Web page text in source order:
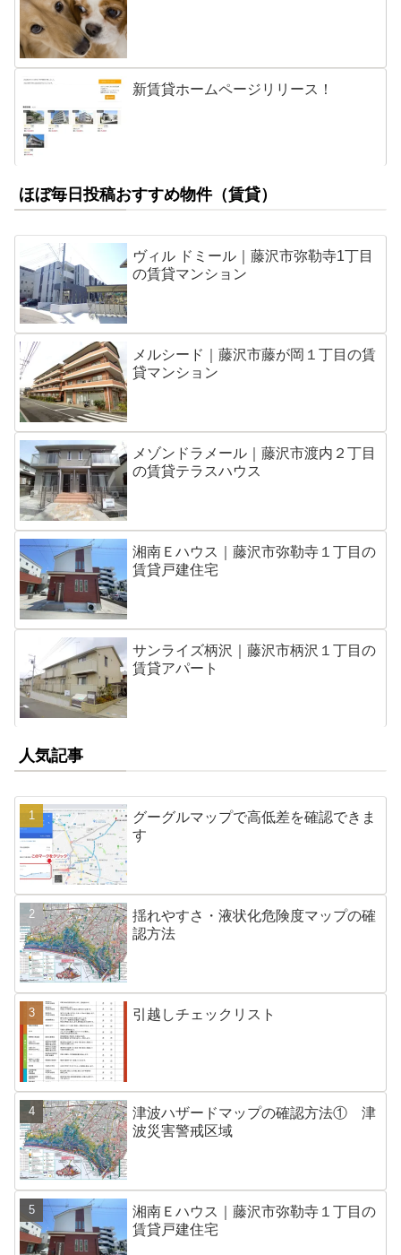
新賃貸ホームページリリース！
ほぼ毎日投稿おすすめ物件（賃貸）
ヴィル ドミール｜藤沢市弥勒寺1丁目
の賃貸マンション
メルシード｜藤沢市藤が岡１丁目の賃
貸マンション
メゾンドラメール｜藤沢市渡内２丁目
の賃貸テラスハウス
湘南Ｅハウス｜藤沢市弥勒寺１丁目の
賃貸戸建住宅
サンライズ柄沢｜藤沢市柄沢１丁目の
賃貸アパート
人気記事
グーグルマップで高低差を確認できま
す
揺れやすさ・液状化危険度マップの確
認方法
引越しチェックリスト
津波ハザードマップの確認方法① 津
波災害警戒区域
湘南Ｅハウス｜藤沢市弥勒寺１丁目の
賃貸戸建住宅